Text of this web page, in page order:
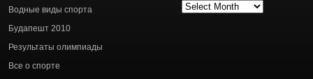
Водные виды спорта
Будапешт 2010
Результаты олимпиады
Все о спорте
Архив